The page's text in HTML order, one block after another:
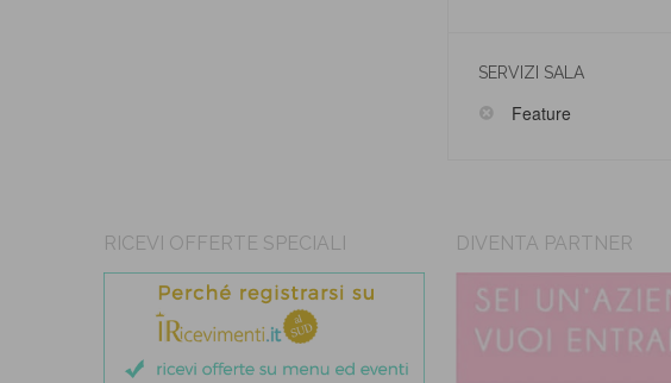
SERVIZI SALA
Feature
RICEVI OFFERTE SPECIALI DIVENTA PARTNER